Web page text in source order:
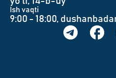
Ish vaqti
9:00 - 18:00,